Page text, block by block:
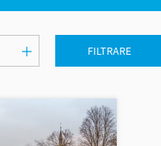
FILTRARE